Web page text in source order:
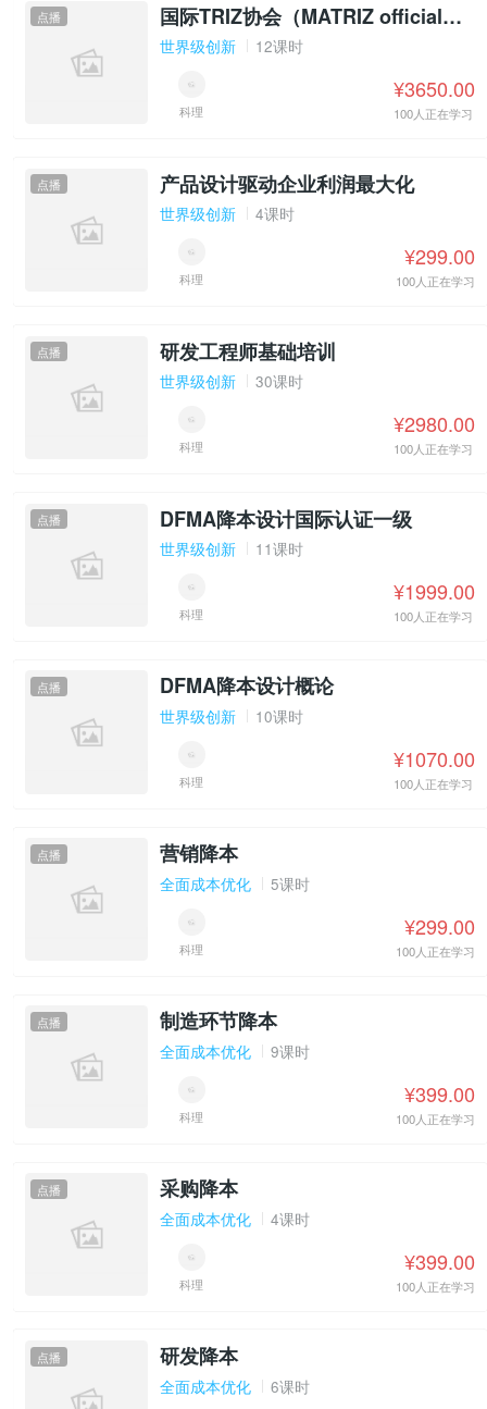
点播 国际TRIZ协会（MATRIZ official）一级认证
世界级创新 12课时
科理
¥3650.00
100人正在学习
点播 产品设计驱动企业利润最大化
世界级创新 4课时
科理
¥299.00
100人正在学习
点播 研发工程师基础培训
世界级创新 30课时
科理
¥2980.00
100人正在学习
点播 DFMA降本设计国际认证一级
世界级创新 11课时
科理
¥1999.00
100人正在学习
点播 DFMA降本设计概论
世界级创新 10课时
科理
¥1070.00
100人正在学习
点播 营销降本
全面成本优化 5课时
科理
¥299.00
100人正在学习
点播 制造环节降本
全面成本优化 9课时
科理
¥399.00
100人正在学习
点播 采购降本
全面成本优化 4课时
科理
¥399.00
100人正在学习
点播 研发降本
全面成本优化 6课时